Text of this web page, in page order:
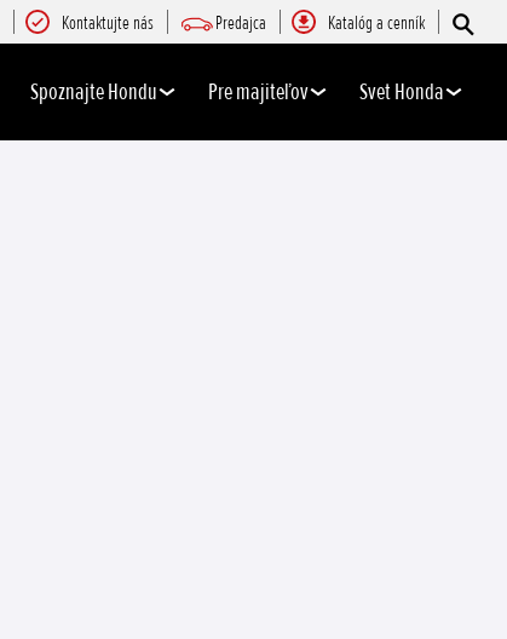
Kontaktujte nás Predajca Katalóg a cenník
Spoznajte Hondu Pre majiteľov Svet Honda